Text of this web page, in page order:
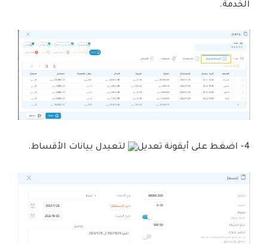
الخدمة.
4- اضغط على أيقونة تعديل لتعيدل بيانات الأقساط.